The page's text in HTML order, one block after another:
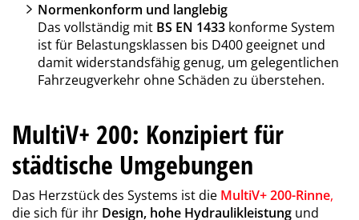
Normenkonform und langlebig
Das vollständig mit BS EN 1433 konforme System
ist für Belastungsklassen bis D400 geeignet und
damit widerstandsfähig genug, um gelegentlichen
Fahrzeugverkehr ohne Schäden zu überstehen.
MultiV+ 200: Konzipiert für
städtische Umgebungen
Das Herzstück des Systems ist die MultiV+ 200-Rinne,
die sich für ihr Design, hohe Hydraulikleistung und